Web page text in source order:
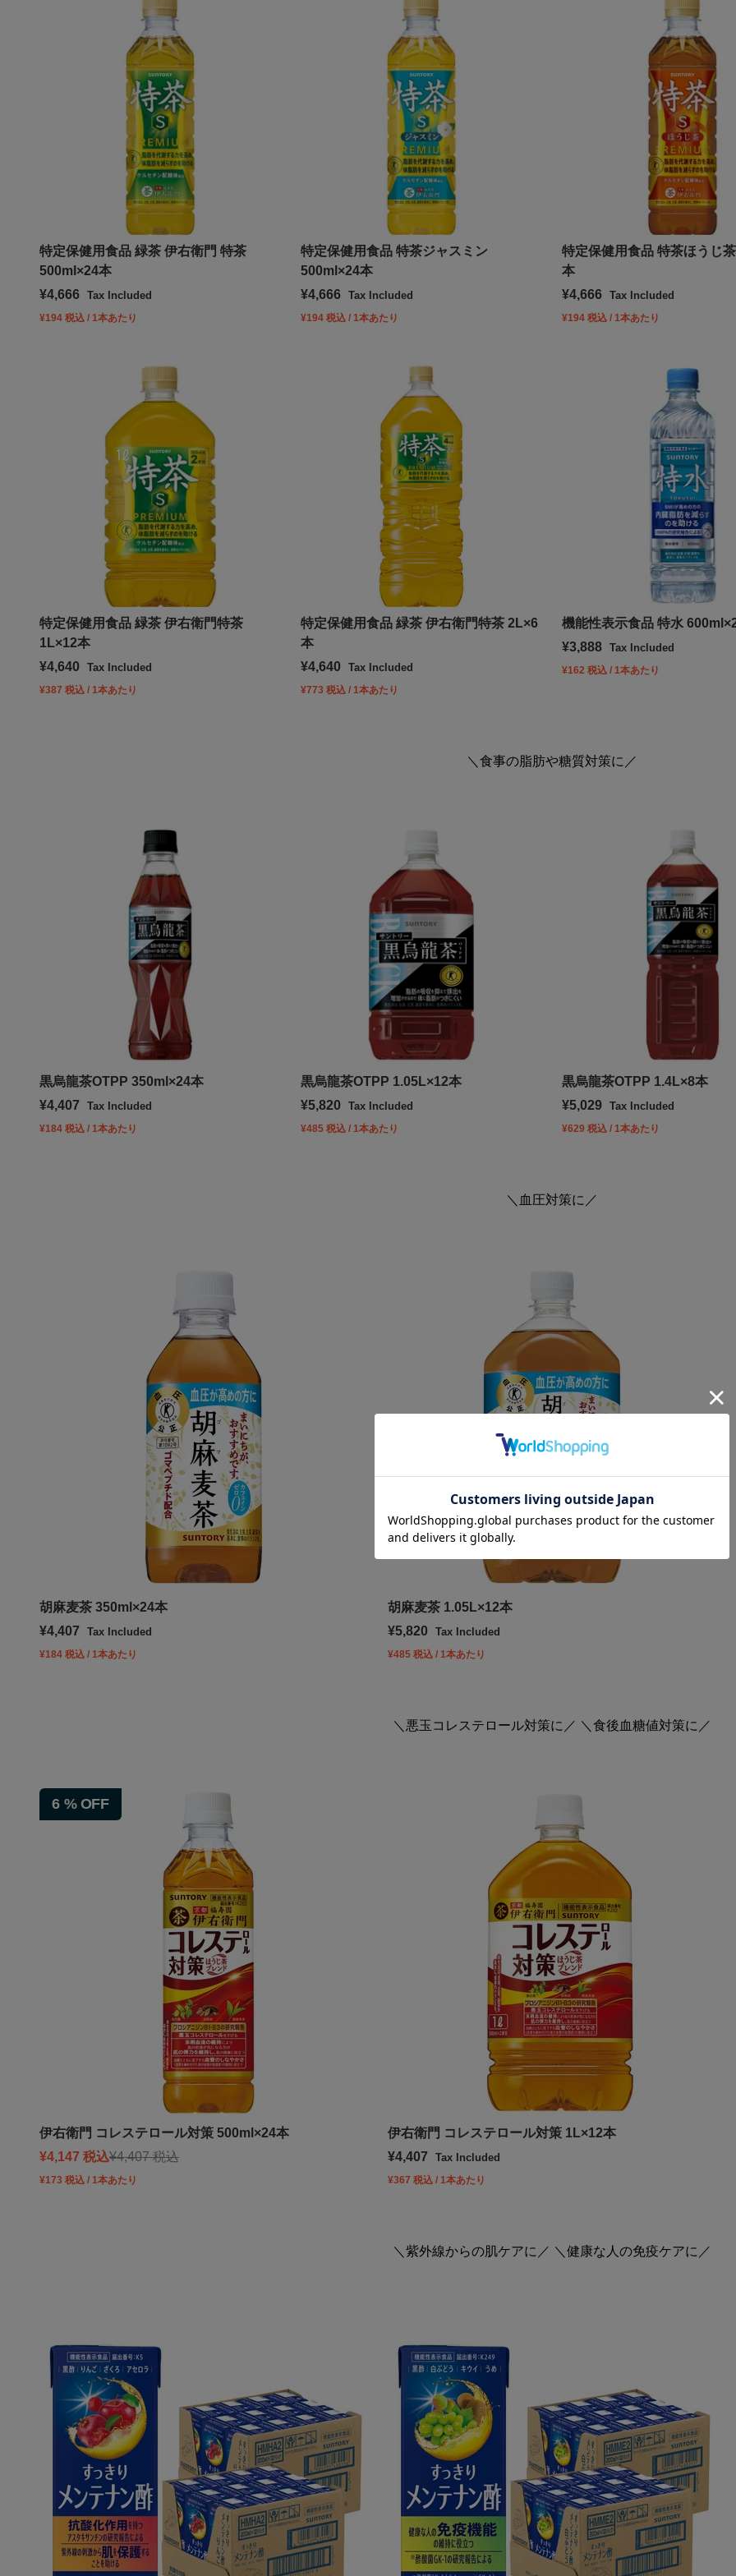
特定保健用食品 緑茶 伊右衛門 特茶
500ml×24本
Sale price
¥4,666 Tax Included
¥194 税込 / 1本あたり
特定保健用食品 特茶ジャスミン
500ml×24本
Sale price
¥4,666 Tax Included
¥194 税込 / 1本あたり
特定保健用食品 特茶ほうじ
本
Sale price
¥4,666 Tax Included
¥194 税込 / 1本あたり
特定保健用食品 緑茶 伊右衛門特茶
1L×12本
Sale price
¥4,640 Tax Included
¥387 税込 / 1本あたり
特定保健用食品 緑茶 伊右衛門特茶 2L×6
本
Sale price
¥4,640 Tax Included
¥773 税込 / 1本あたり
機能性表示食品 特水
Sale price
¥3,888 Tax Included
¥162 税込 / 1本あたり
＼食事の脂肪や糖質対策に／
黒烏龍茶OTPP 350ml×24本
Sale price
¥4,407 Tax Included
¥184 税込 / 1本あたり
黒烏龍茶OTPP 1.05L×12本
Sale price
¥5,820 Tax Included
¥485 税込 / 1本あたり
黒烏龍茶OTPP 1.4L×8本
Sale price
¥5,029 Tax Included
¥629 税込 / 1本あたり
＼血圧対策に／
胡麻麦茶 350ml×24本
Sale price
¥4,407 Tax Included
¥184 税込 / 1本あたり
胡麻麦茶 1.05L×12本
Sale price
¥5,820 Tax Included
¥485 税込 / 1本あたり
＼悪玉コレステロール対策に／ ＼食後血糖値対策に／
6 %OFF
伊右衛門 コレステロール対策 500ml×24本
Sale price
¥4,147 税込Regular price
¥4,407 税込
¥173 税込 / 1本あたり
伊右衛門 コレステロール対策 1L×12本
Sale price
¥4,407 Tax Included
¥367 税込 / 1本あたり
＼紫外線からの肌ケアに／ ＼健康な人の免疫ケアに／